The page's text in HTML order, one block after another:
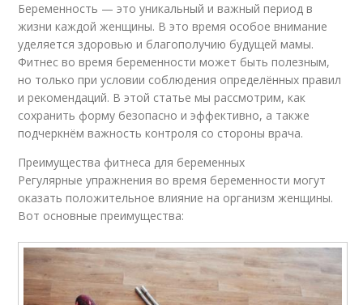
Беременность — это уникальный и важный период в
жизни каждой женщины. В это время особое внимание
уделяется здоровью и благополучию будущей мамы.
Фитнес во время беременности может быть полезным,
но только при условии соблюдения определённых правил
и рекомендаций. В этой статье мы рассмотрим, как
сохранить форму безопасно и эффективно, а также
подчеркнём важность контроля со стороны врача.
Преимущества фитнеса для беременных
Регулярные упражнения во время беременности могут
оказать положительное влияние на организм женщины.
Вот основные преимущества: